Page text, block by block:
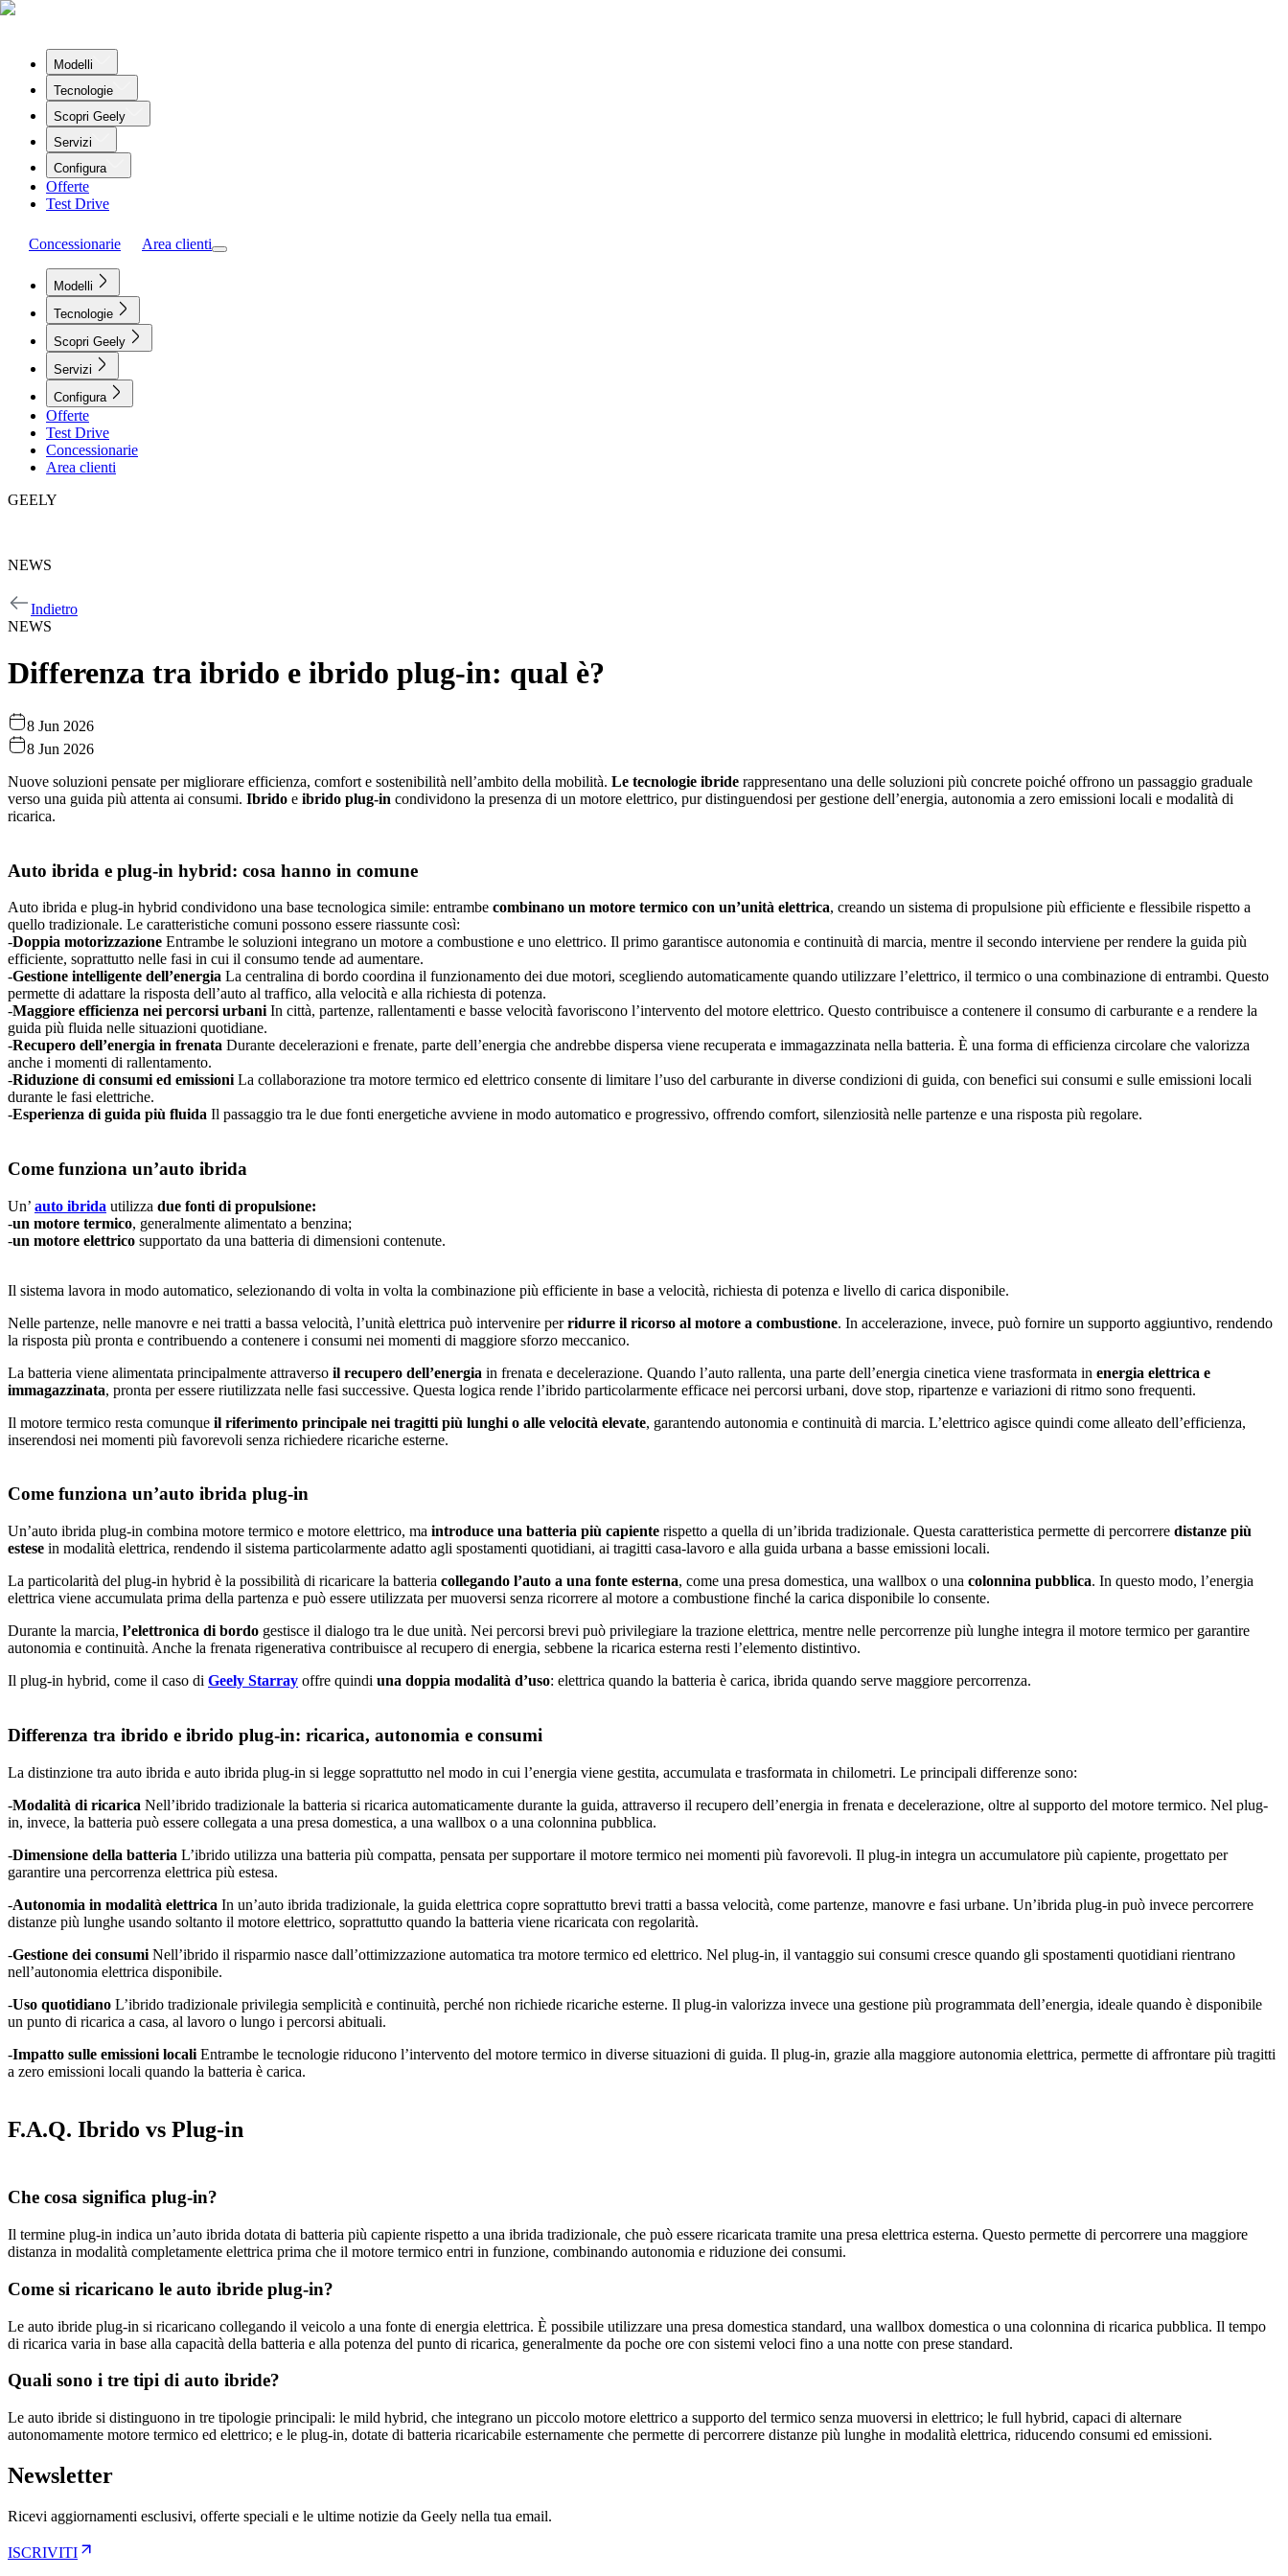
Modelli
Tecnologie
Scopri Geely
Servizi
Configura
Offerte
Test Drive
Concessionarie Area clienti
Modelli
Tecnologie
Scopri Geely
Servizi
Configura
Offerte
Test Drive
Concessionarie
Area clienti
GEELY
NEWS
Indietro
NEWS
Differenza tra ibrido e ibrido plug-in: qual è?
8 Jun 2026
8 Jun 2026
Nuove soluzioni pensate per migliorare efficienza, comfort e sostenibilità nell’ambito della mobilità. Le tecnologie ibride rappresentano una delle soluzioni più concrete poiché offrono un passaggio graduale
verso una guida più attenta ai consumi. Ibrido e ibrido plug-in condividono la presenza di un motore elettrico, pur distinguendosi per gestione dell’energia, autonomia a zero emissioni locali e modalità di
ricarica.
Auto ibrida e plug-in hybrid: cosa hanno in comune
Auto ibrida e plug-in hybrid condividono una base tecnologica simile: entrambe combinano un motore termico con un’unità elettrica, creando un sistema di propulsione più efficiente e flessibile rispetto a
quello tradizionale. Le caratteristiche comuni possono essere riassunte così:
-Doppia motorizzazione Entrambe le soluzioni integrano un motore a combustione e uno elettrico. Il primo garantisce autonomia e continuità di marcia, mentre il secondo interviene per rendere la guida più
efficiente, soprattutto nelle fasi in cui il consumo tende ad aumentare.
-Gestione intelligente dell’energia La centralina di bordo coordina il funzionamento dei due motori, scegliendo automaticamente quando utilizzare l’elettrico, il termico o una combinazione di entrambi. Questo
permette di adattare la risposta dell’auto al traffico, alla velocità e alla richiesta di potenza.
-Maggiore efficienza nei percorsi urbani In città, partenze, rallentamenti e basse velocità favoriscono l’intervento del motore elettrico. Questo contribuisce a contenere il consumo di carburante e a rendere la
guida più fluida nelle situazioni quotidiane.
-Recupero dell’energia in frenata Durante decelerazioni e frenate, parte dell’energia che andrebbe dispersa viene recuperata e immagazzinata nella batteria. È una forma di efficienza circolare che valorizza
anche i momenti di rallentamento.
-Riduzione di consumi ed emissioni La collaborazione tra motore termico ed elettrico consente di limitare l’uso del carburante in diverse condizioni di guida, con benefici sui consumi e sulle emissioni locali
durante le fasi elettriche.
-Esperienza di guida più fluida Il passaggio tra le due fonti energetiche avviene in modo automatico e progressivo, offrendo comfort, silenziosità nelle partenze e una risposta più regolare.
Come funziona un’auto ibrida
Un’ auto ibrida utilizza due fonti di propulsione:
-un motore termico, generalmente alimentato a benzina;
-un motore elettrico supportato da una batteria di dimensioni contenute.
Il sistema lavora in modo automatico, selezionando di volta in volta la combinazione più efficiente in base a velocità, richiesta di potenza e livello di carica disponibile.
Nelle partenze, nelle manovre e nei tratti a bassa velocità, l’unità elettrica può intervenire perridurre il ricorso al motore a combustione. In accelerazione, invece, può fornire un supporto aggiuntivo, rendendo
la risposta più pronta e contribuendo a contenere i consumi nei momenti di maggiore sforzo meccanico.
La batteria viene alimentata principalmente attraverso il recupero dell’energia in frenata e decelerazione. Quando l’auto rallenta, una parte dell’energia cinetica viene trasformata in energia elettrica e
immagazzinata, pronta per essere riutilizzata nelle fasi successive. Questa logica rende l’ibrido particolarmente efficace nei percorsi urbani, dove stop, ripartenze e variazioni di ritmo sono frequenti.
Il motore termico resta comunque il riferimento principale nei tragitti più lunghi o alle velocità elevate, garantendo autonomia e continuità di marcia. L’elettrico agisce quindi come alleato dell’efficienza,
inserendosi nei momenti più favorevoli senza richiedere ricariche esterne.
Come funziona un’auto ibrida plug-in
Un’auto ibrida plug-in combina motore termico e motore elettrico, ma introduce una batteria più capiente rispetto a quella di un’ibrida tradizionale. Questa caratteristica permette di percorrere distanze più
estese in modalità elettrica, rendendo il sistema particolarmente adatto agli spostamenti quotidiani, ai tragitti casa-lavoro e alla guida urbana a basse emissioni locali.
La particolarità del plug-in hybrid è la possibilità di ricaricare la batteria collegando l’auto a una fonte esterna, come una presa domestica, una wallbox o una colonnina pubblica. In questo modo, l’energia
elettrica viene accumulata prima della partenza e può essere utilizzata per muoversi senza ricorrere al motore a combustione finché la carica disponibile lo consente.
Durante la marcia, l’elettronica di bordo gestisce il dialogo tra le due unità. Nei percorsi brevi può privilegiare la trazione elettrica, mentre nelle percorrenze più lunghe integra il motore termico per garantire
autonomia e continuità. Anche la frenata rigenerativa contribuisce al recupero di energia, sebbene la ricarica esterna resti l’elemento distintivo.
Il plug-in hybrid, come il caso di Geely Starray offre quindi una doppia modalità d’uso: elettrica quando la batteria è carica, ibrida quando serve maggiore percorrenza.
Differenza tra ibrido e ibrido plug-in: ricarica, autonomia e consumi
La distinzione tra auto ibrida e auto ibrida plug-in si legge soprattutto nel modo in cui l’energia viene gestita, accumulata e trasformata in chilometri. Le principali differenze sono:
-Modalità di ricarica Nell’ibrido tradizionale la batteria si ricarica automaticamente durante la guida, attraverso il recupero dell’energia in frenata e decelerazione, oltre al supporto del motore termico. Nel plug-
in, invece, la batteria può essere collegata a una presa domestica, a una wallbox o a una colonnina pubblica.
-Dimensione della batteria L’ibrido utilizza una batteria più compatta, pensata per supportare il motore termico nei momenti più favorevoli. Il plug-in integra un accumulatore più capiente, progettato per
garantire una percorrenza elettrica più estesa.
-Autonomia in modalità elettrica In un’auto ibrida tradizionale, la guida elettrica copre soprattutto brevi tratti a bassa velocità, come partenze, manovre e fasi urbane. Un’ibrida plug-in può invece percorrere
distanze più lunghe usando soltanto il motore elettrico, soprattutto quando la batteria viene ricaricata con regolarità.
-Gestione dei consumi Nell’ibrido il risparmio nasce dall’ottimizzazione automatica tra motore termico ed elettrico. Nel plug-in, il vantaggio sui consumi cresce quando gli spostamenti quotidiani rientrano
nell’autonomia elettrica disponibile.
-Uso quotidiano L’ibrido tradizionale privilegia semplicità e continuità, perché non richiede ricariche esterne. Il plug-in valorizza invece una gestione più programmata dell’energia, ideale quando è disponibile
un punto di ricarica a casa, al lavoro o lungo i percorsi abituali.
-Impatto sulle emissioni locali Entrambe le tecnologie riducono l’intervento del motore termico in diverse situazioni di guida. Il plug-in, grazie alla maggiore autonomia elettrica, permette di affrontare più tragitti
a zero emissioni locali quando la batteria è carica.
F.A.Q. Ibrido vs Plug-in
Che cosa significa plug-in?
Il termine plug-in indica un’auto ibrida dotata di batteria più capiente rispetto a una ibrida tradizionale, che può essere ricaricata tramite una presa elettrica esterna. Questo permette di percorrere una maggiore
distanza in modalità completamente elettrica prima che il motore termico entri in funzione, combinando autonomia e riduzione dei consumi.
Come si ricaricano le auto ibride plug-in?
Le auto ibride plug-in si ricaricano collegando il veicolo a una fonte di energia elettrica. È possibile utilizzare una presa domestica standard, una wallbox domestica o una colonnina di ricarica pubblica. Il tempo
di ricarica varia in base alla capacità della batteria e alla potenza del punto di ricarica, generalmente da poche ore con sistemi veloci fino a una notte con prese standard.
Quali sono i tre tipi di auto ibride?
Le auto ibride si distinguono in tre tipologie principali: le mild hybrid, che integrano un piccolo motore elettrico a supporto del termico senza muoversi in elettrico; le full hybrid, capaci di alternare
autonomamente motore termico ed elettrico; e le plug-in, dotate di batteria ricaricabile esternamente che permette di percorrere distanze più lunghe in modalità elettrica, riducendo consumi ed emissioni.
Newsletter
Ricevi aggiornamenti esclusivi, offerte speciali e le ultime notizie da Geely nella tua email.
ISCRIVITI